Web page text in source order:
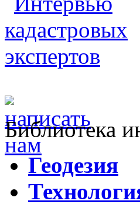
Библиотека
Геодезия
Т